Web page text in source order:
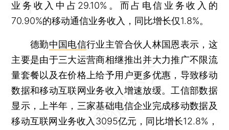
业务收入中占29.10%。而占电信业务收入的
70.90%的移动通信业务收入，同比增长仅1.8%。
德勤中国电信行业主管合伙人林国恩表示，这
主要是由于三大运营商相继推出并大力推广不限流
量套餐以及在价格上给予用户更多优惠，导致移动
数据和移动互联网业务收入增速放缓。工信部数据
显示，上半年，三家基础电信企业完成移动数据及
移动互联网业务收入3095亿元，同比增长12.8%，